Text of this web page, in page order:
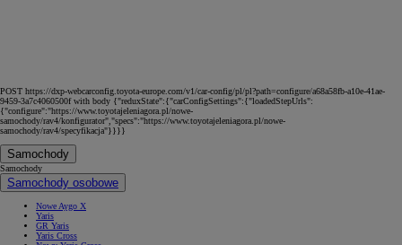
POST https://dxp-webcarconfig.toyota-europe.com/v1/car-config/pl/pl?path=configure/a68a58fb-a10e-41ae-
9459-3a7c4060500f with body {"reduxState":{"carConfigSettings":{"loadedStepUrls":
{"configure":"https://www.toyotajeleniagora.pl/nowe-
samochody/rav4/konfigurator","specs":"https://www.toyotajeleniagora.pl/nowe-
samochody/rav4/specyfikacja"}}}}
Samochody
Samochody
Samochody osobowe
Nowe Aygo X
Yaris
GR Yaris
Yaris Cross